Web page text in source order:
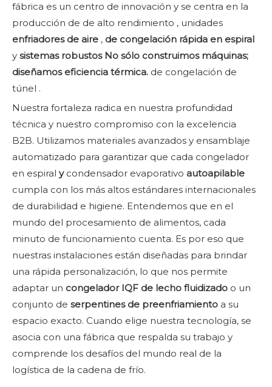
fábrica es un centro de innovación y se centra en la
producción de de alto rendimiento , unidades
enfriadores de aire , de congelación rápida en espiral
y sistemas robustos No sólo construimos máquinas;
diseñamos eficiencia térmica. de congelación de
túnel .
Nuestra fortaleza radica en nuestra profundidad
técnica y nuestro compromiso con la excelencia
B2B. Utilizamos materiales avanzados y ensamblaje
automatizado para garantizar que cada congelador
en espiral y condensador evaporativo autoapilable
cumpla con los más altos estándares internacionales
de durabilidad e higiene. Entendemos que en el
mundo del procesamiento de alimentos, cada
minuto de funcionamiento cuenta. Es por eso que
nuestras instalaciones están diseñadas para brindar
una rápida personalización, lo que nos permite
adaptar un congelador IQF de lecho fluidizado o un
conjunto de serpentines de preenfriamiento a su
espacio exacto. Cuando elige nuestra tecnología, se
asocia con una fábrica que respalda su trabajo y
comprende los desafíos del mundo real de la
logística de la cadena de frío.